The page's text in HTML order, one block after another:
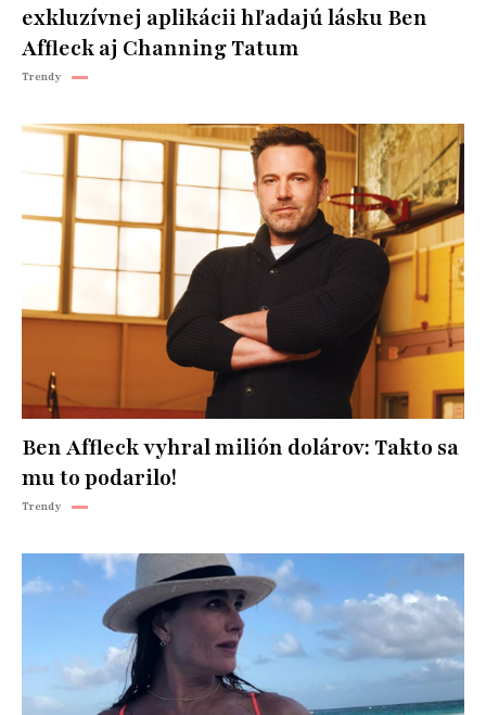
exkluzívnej aplikácii hľadajú lásku Ben
Affleck aj Channing Tatum
Trendy
Ben Affleck vyhral milión dolárov: Takto sa
mu to podarilo!
Trendy